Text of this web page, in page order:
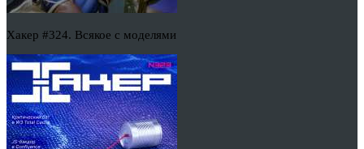
Хакер #324. Всякое с моделями